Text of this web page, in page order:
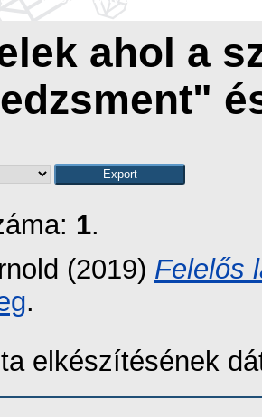
ahol a
1.
(2019) Felelős
.
elkészítésének